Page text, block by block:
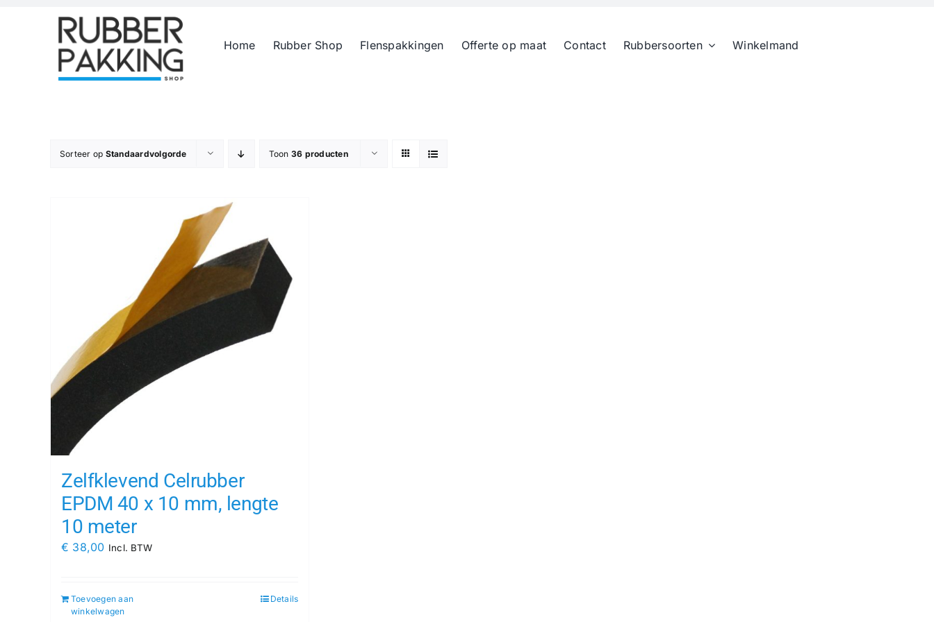
Home Rubber Shop Flenspakkingen Offerte op maat Contact Rubbersoorten Winkelmand
Sorteer op Standaardvolgorde Toon 36 producten
Zelfklevend Celrubber
EPDM 40 x 10 mm, lengte
10 meter
€ 38,00 Incl. BTW
Toevoegen aan
winkelwagen
Details